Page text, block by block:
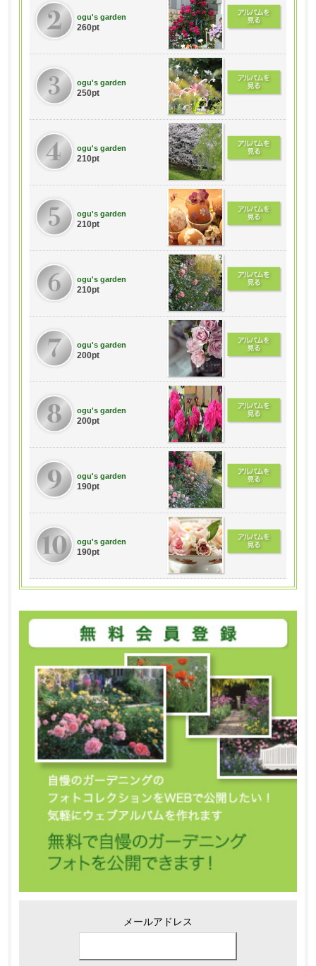
ogu's garden
260pt
ogu's garden
250pt
ogu's garden
210pt
ogu's garden
210pt
ogu's garden
210pt
ogu's garden
200pt
ogu's garden
200pt
ogu's garden
190pt
ogu's garden
190pt
メールアドレス